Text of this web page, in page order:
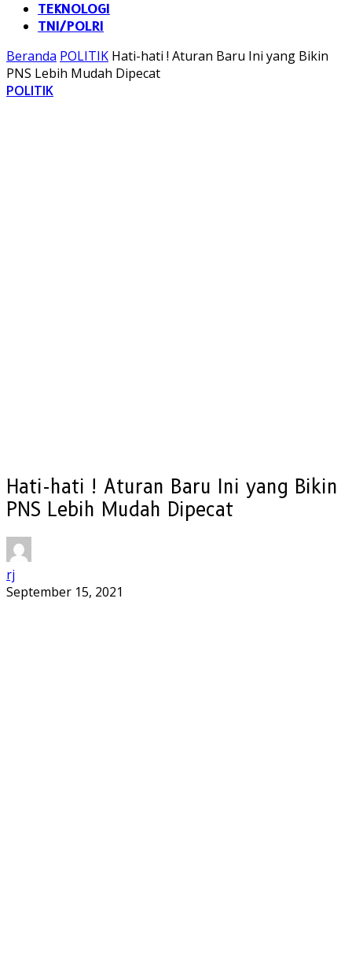
TEKNOLOGI
TNI/POLRI
Beranda POLITIK Hati-hati ! Aturan Baru Ini yang Bikin
PNS Lebih Mudah Dipecat
POLITIK
Hati-hati ! Aturan Baru Ini yang Bikin
PNS Lebih Mudah Dipecat
rj
September 15, 2021